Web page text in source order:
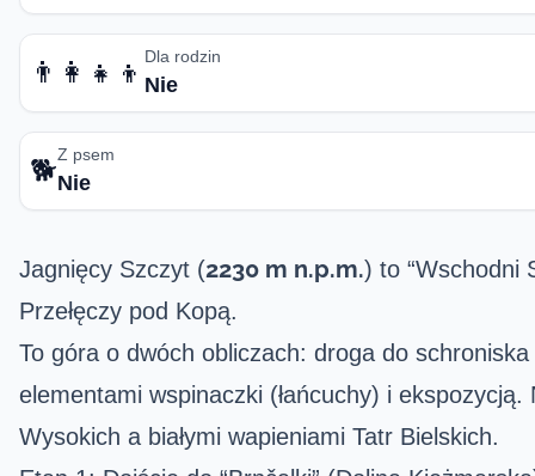
👨‍👩‍👧‍👦 Dla rodzin
Nie
🐕Z psem
Nie
Jagnięcy Szczyt (2230 m n.p.m.) to “Wschodni
Przełęczy pod Kopą.
To góra o dwóch obliczach: droga do
elementami wspinaczki (łańcuchy) i
Wysokich a białymi wapieniami Tatr Bielskich.